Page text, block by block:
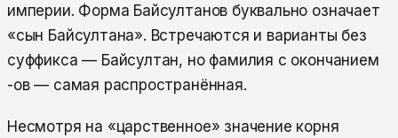
империи. Форма Байсултанов буквально означает
«сын Байсултана». Встречаются и варианты без
суффикса — Байсултан, но фамилия с окончанием
-ов — самая распространённая.
Несмотря на «царственное» значение корня